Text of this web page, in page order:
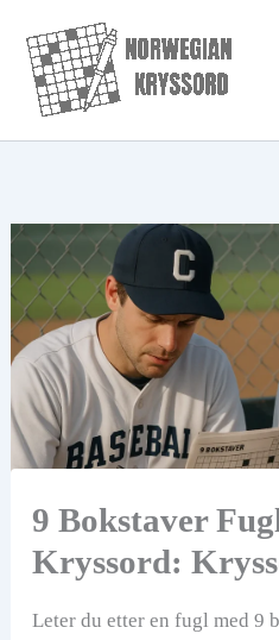
rett
innholdet
9 Bokstaver
Kryssord:
Leter du etter en fugl med 9